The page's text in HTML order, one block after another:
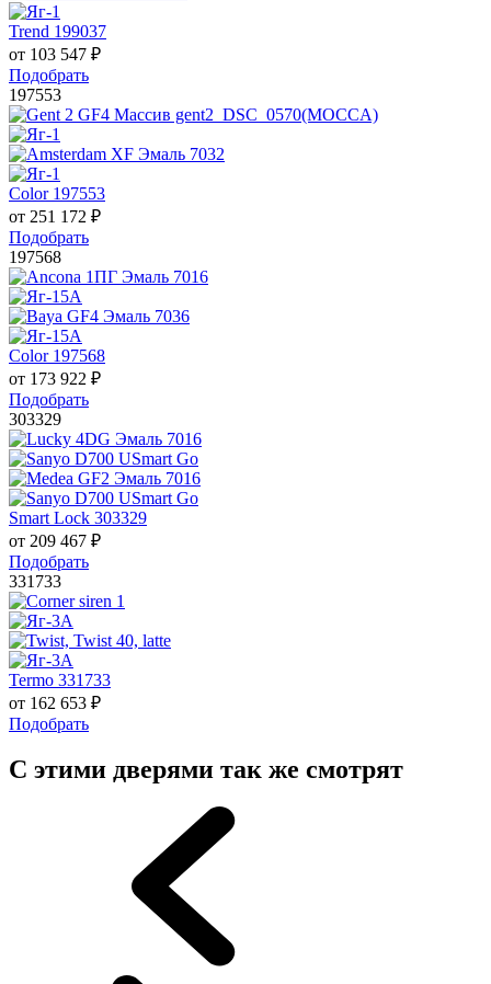
Trend 199037
от 103 547 ₽
Подобрать
197553
Color 197553
от 251 172 ₽
Подобрать
197568
Color 197568
от 173 922 ₽
Подобрать
303329
Smart Lock 303329
от 209 467 ₽
Подобрать
331733
Termo 331733
от 162 653 ₽
Подобрать
С этими дверями так же смотрят